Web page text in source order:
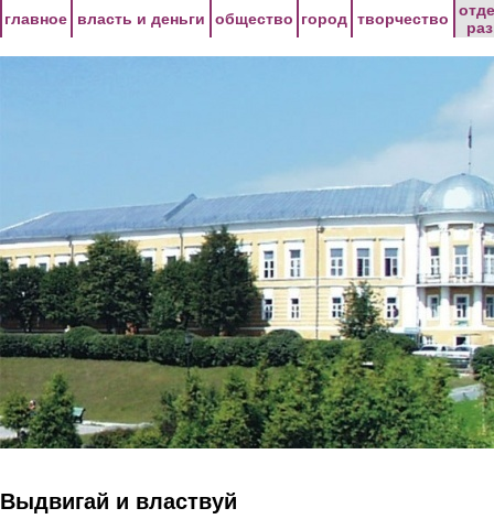
главное власть и деньги общество город творчество
Выдвигай и властвуй